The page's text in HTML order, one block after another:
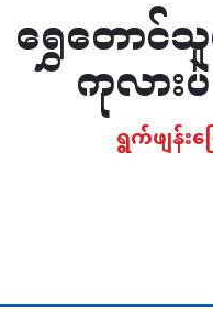
ရွှေတောင်သူ
ကုလား
ရွက်ဖျန်းမ